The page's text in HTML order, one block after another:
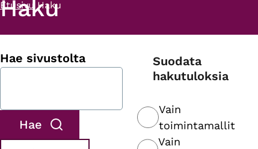
Murupolku
Etusivu Haku
Haku
Hae sivustolta
Suodata
hakutuloksia
Vain
toimintamallit
Vain